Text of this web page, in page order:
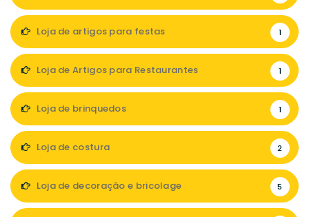
Loja de artigos para festas 1
Loja de Artigos para Restaurantes 1
Loja de brinquedos 1
Loja de costura 2
Loja de decoração e bricolage 5